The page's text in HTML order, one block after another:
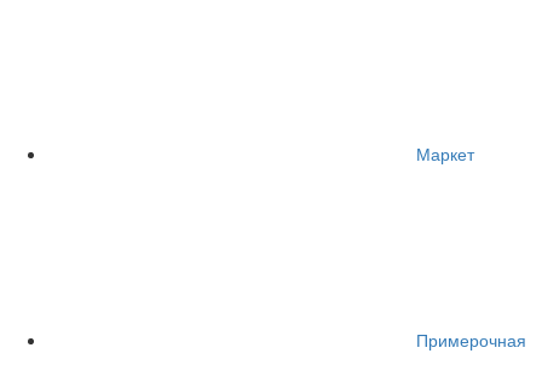
Маркет
Примерочная